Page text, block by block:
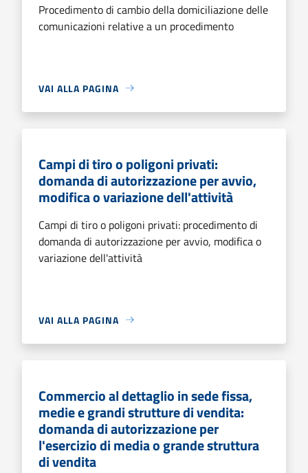
Procedimento di cambio della domiciliazione delle
comunicazioni relative a un procedimento
VAI ALLA PAGINA
Campi di tiro o poligoni privati:
domanda di autorizzazione per avvio,
modifica o variazione dell'attività
Campi di tiro o poligoni privati: procedimento di
domanda di autorizzazione per avvio, modifica o
variazione dell'attività
VAI ALLA PAGINA
Commercio al dettaglio in sede fissa,
medie e grandi strutture di vendita:
domanda di autorizzazione per
l'esercizio di media o grande struttura
di vendita